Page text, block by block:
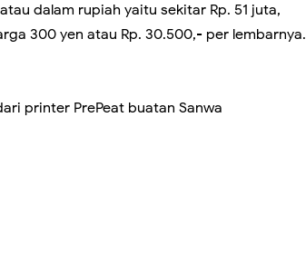
edisi November 2016. Layout Rapor Berubah Lagi, Iya
Kedinasan 2025 Mulai Dibuka, Cek Alur dan
dalam rupiah yaitu sekitar Rp. 51 juta,
300 yen atau Rp. 30.500,- per lembarnya.
printer PrePeat buatan Sanwa